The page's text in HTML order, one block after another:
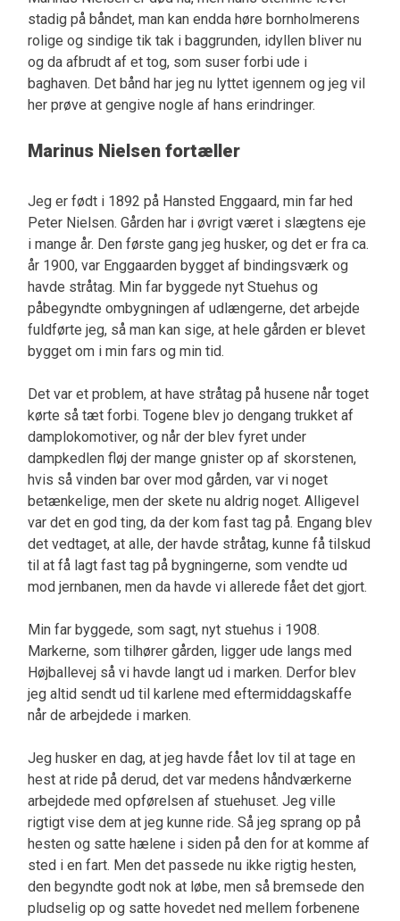
stadig på båndet, man kan endda høre bornholmerens
rolige og sindige tik tak i baggrunden, idyllen bliver nu
og da afbrudt af et tog, som suser forbi ude i
baghaven. Det bånd har jeg nu lyttet igennem og jeg vil
her prøve at gengive nogle af hans erindringer.
Marinus Nielsen fortæller
Jeg er født i 1892 på Hansted Enggaard, min far hed
Peter Nielsen. Gården har i øvrigt været i slægtens eje
i mange år. Den første gang jeg husker, og det er fra ca.
år 1900, var Enggaarden bygget af bindingsværk og
havde stråtag. Min far byggede nyt Stuehus og
påbegyndte ombygningen af udlængerne, det arbejde
fuldførte jeg, så man kan sige, at hele gården er blevet
bygget om i min fars og min tid.
Det var et problem, at have stråtag på husene når toget
kørte så tæt forbi. Togene blev jo dengang trukket af
damplokomotiver, og når der blev fyret under
dampkedlen fløj der mange gnister op af skorstenen,
hvis så vinden bar over mod gården, var vi noget
betænkelige, men der skete nu aldrig noget. Alligevel
var det en god ting, da der kom fast tag på. Engang blev
det vedtaget, at alle, der havde stråtag, kunne få tilskud
til at få lagt fast tag på bygningerne, som vendte ud
mod jernbanen, men da havde vi allerede fået det gjort.
Min far byggede, som sagt, nyt stuehus i 1908.
Markerne, som tilhører gården, ligger ude langs med
Højballevej så vi havde langt ud i marken. Derfor blev
jeg altid sendt ud til karlene med eftermiddagskaffe
når de arbejdede i marken.
Jeg husker en dag, at jeg havde fået lov til at tage en
hest at ride på derud, det var medens håndværkerne
arbejdede med opførelsen af stuehuset. Jeg ville
rigtigt vise dem at jeg kunne ride. Så jeg sprang op på
hesten og satte hælene i siden på den for at komme af
sted i en fart. Men det passede nu ikke rigtig hesten,
den begyndte godt nok at løbe, men så bremsede den
pludselig op og satte hovedet ned mellem forbenene